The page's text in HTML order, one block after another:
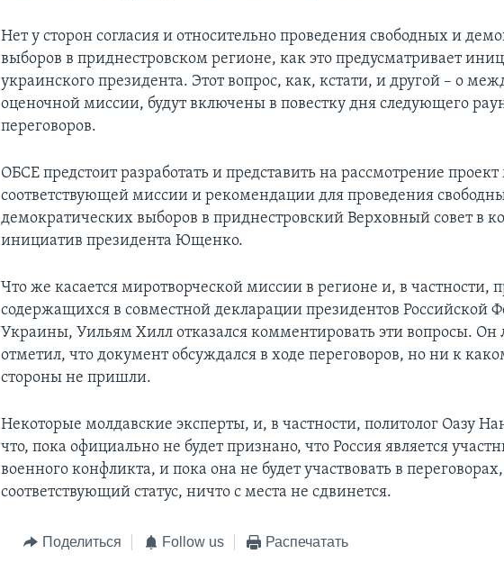
Нет у сторон согласия и относительно проведения свободных и
выборов в приднестровском регионе, как это предусматривает
украинского президента. Этот вопрос, как, кстати, и другой – о
оценочной миссии, будут включены в повестку дня следующего
переговоров.
ОБСЕ предстоит разработать и представить на рассмотрение
соответствующей миссии и рекомендации для проведения
демократических выборов в приднестровский Верховный совет в
инициатив президента Ющенко.
Что же касается миротворческой миссии в регионе и, в частности,
содержащихся в совместной декларации президентов Российской
Украины, Уильям Хилл отказался комментировать эти вопросы. Он
отметил, что документ обсуждался в ходе переговоров, но ни к
стороны не пришли.
Некоторые молдавские эксперты, и, в частности, политолог Оазу
что, пока официально не будет признано, что Россия является
военного конфликта, и пока она не будет участвовать в
соответствующий статус, ничто с места не сдвинется.
Поделиться Follow us Распечатать